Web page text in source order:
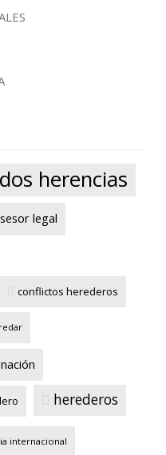
herencias
legal
conflictos herederos
herederos
internacional